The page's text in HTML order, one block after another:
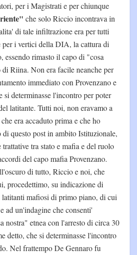
per i Magistrati e per chiunque
che solo Riccio incontrava in
di tale infiltrazione era per tutti
i vertici della DIA, la cattura di
essendo rimasto il capo di "cosa
Riina. Non era facile neanche per
immediato con Provenzano e
si determinasse l'incontro per poter
latitante. Tutti noi, non eravamo a
era accaduto prima e che ho
questo post in ambito Istituzionale,
tra stato e mafia e del ruolo
del capo mafia Provenzano.
di tutto, Riccio e noi, che
procedettimo, su indicazione di
mafiosi di primo piano, di cui
ad un'indagine che consenti'
nostra" etnea con l'arresto di circa 30
detto, che si determinasse l'incontro
Nel frattempo De Gennaro fu